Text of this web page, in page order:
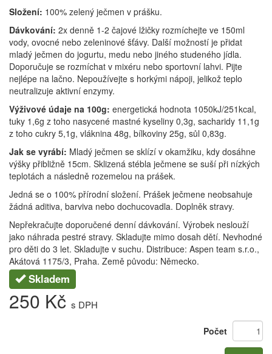
Složení: 100% zelený ječmen v prášku.
Dávkování: 2x denně 1-2 čajové lžičky rozmíchejte ve 150ml
vody, ovocné nebo zeleninové šťávy. Další možností je přidat
mladý ječmen do jogurtu, medu nebo jiného studeného jídla.
Doporučuje se rozmíchat v mixéru nebo sportovní lahvi. Pijte
nejlépe na lačno. Nepoužívejte s horkými nápoji, jelikož teplo
neutralizuje aktivní enzymy.
Výživové údaje na 100g: energetická hodnota 1050kJ/251kcal,
tuky 1,6g z toho nasycené mastné kyseliny 0,3g, sacharidy 11,1g
z toho cukry 5,1g, vláknina 48g, bílkoviny 25g, sůl 0,83g.
Jak se vyrábí: Mladý ječmen se sklízí v okamžiku, kdy dosáhne
výšky přibližně 15cm. Sklizená stébla ječmene se suší při nízkých
teplotách a následně rozemelou na prášek.
Jedná se o 100% přírodní složení. Prášek ječmene neobsahuje
žádná aditiva, barviva nebo dochucovadla. Doplněk stravy.
Nepřekračujte doporučené denní dávkování. Výrobek neslouží
jako náhrada pestré stravy. Skladujte mimo dosah dětí. Nevhodné
pro děti do 3 let. Skladujte v suchu. Distribuce: Aspen team s.r.o.,
Akátová 1175/3, Praha. Země původu: Německo.
Skladem
250 Kč s DPH
Počet